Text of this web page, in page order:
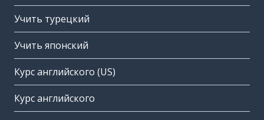
Учить турецкий
Учить японский
Курс английского (US)
Курс английского